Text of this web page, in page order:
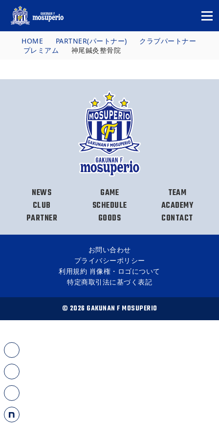
HOME PARTNER(パートナー)
クラブパートナー
プレミアム
神尾鍼灸整骨院
NEWS GAME
TEAM
CLUB
SCHEDULE
ACADEMY
PARTNER
GOODS CONTACT
お問い合わせ
プライバシーポリシー
利用規約 肖像権・ロゴについて
特定商取引法に基づく表記
© 2026 GAKUNAN F MOSUPERIO